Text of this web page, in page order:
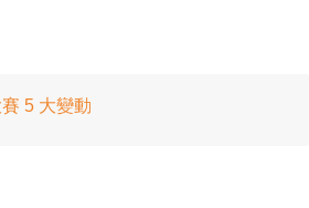
5 大變動